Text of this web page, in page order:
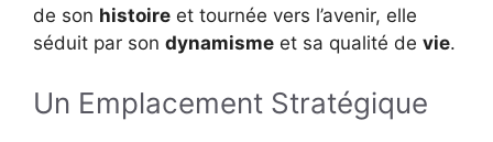
de son histoire et tournée vers l’avenir, elle
séduit par son dynamisme et sa qualité de vie.
Un Emplacement Stratégique